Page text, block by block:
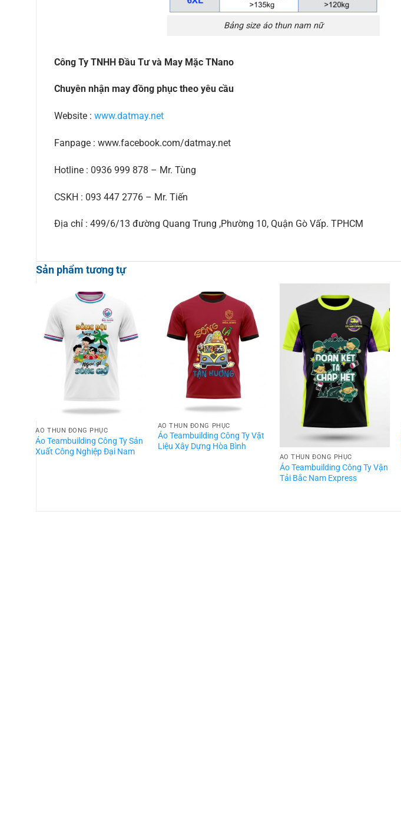
Bảng size áo thun nam nữ
Công Ty TNHH Đầu Tư và May Mặc TNano
Chuyên nhận may đồng phục theo yêu cầu
Website : www.datmay.net
Fanpage : www.facebook.com/datmay.net
Hotline : 0936 999 878 – Mr. Tùng
CSKH : 093 447 2776 – Mr. Tiến
Địa chỉ : 499/6/13 đường Quang Trung ,Phường 10, Quận Gò Vấp. TPHCM
Sản phẩm tương tự
ÁO THUN ĐỒNG PHỤC
Áo Teambuilding Công Ty Sản
Xuất Công Nghiệp Đại Nam
ÁO THUN ĐỒNG PHỤC
Áo Teambuilding Công Ty Vật
Liệu Xây Dựng Hòa Bình
ÁO THUN ĐỒNG PHỤC
Áo Teambuilding Công Ty Vận
Tải Bắc Nam Express